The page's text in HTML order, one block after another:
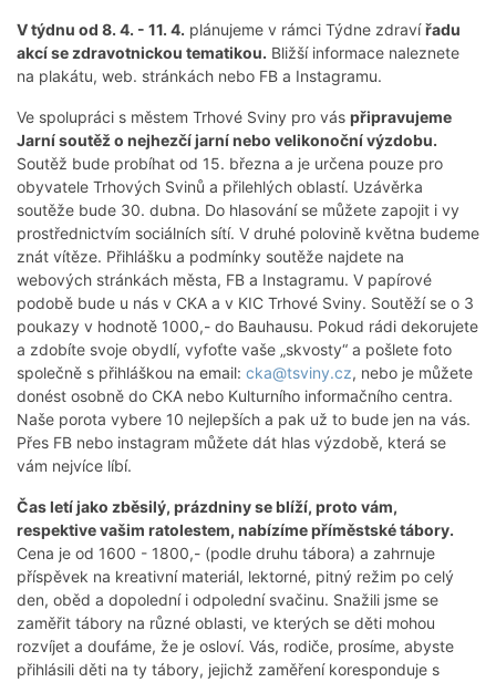
V týdnu od 8. 4. - 11. 4. plánujeme v rámci Týdne zdravířadu
akcí se zdravotnickou tematikou. Bližší informace naleznete
na plakátu, web. stránkách nebo FB a Instagramu.
Ve spolupráci s městem Trhové Sviny pro vás připravujeme
Jarní soutěž o nejhezčí jarní nebo velikonoční výzdobu.
Soutěž bude probíhat od 15. března a je určena pouze pro
obyvatele Trhových Svinů a přilehlých oblastí. Uzávěrka
soutěže bude 30. dubna. Do hlasování se můžete zapojit i vy
prostřednictvím sociálních sítí. V druhé polovině května budeme
znát vítěze. Přihlášku a podmínky soutěže najdete na
webových stránkách města, FB a Instagramu. V papírové
podobě bude u nás v CKA a v KIC Trhové Sviny. Soutěží se o 3
poukazy v hodnotě 1000,- do Bauhausu. Pokud rádi dekorujete
a zdobíte svoje obydlí, vyfoťte vaše „skvosty“ a pošlete foto
společně s přihláškou na email: cka@tsviny.cz, nebo je můžete
donést osobně do CKA nebo Kulturního informačního centra.
Naše porota vybere 10 nejlepších a pak už to bude jen na vás.
Přes FB nebo instagram můžete dát hlas výzdobě, která se
vám nejvíce líbí.
Čas letí jako zběsilý, prázdniny se blíží, proto vám,
respektive vašim ratolestem, nabízíme příměstské tábory.
Cena je od 1600 - 1800,- (podle druhu tábora) a zahrnuje
příspěvek na kreativní materiál, lektorné, pitný režim po celý
den, oběd a dopolední i odpolední svačinu. Snažili jsme se
zaměřit tábory na různé oblasti, ve kterých se děti mohou
rozvíjet a doufáme, že je osloví. Vás, rodiče, prosíme, abyste
přihlásili děti na ty tábory, jejichž zaměření koresponduje s